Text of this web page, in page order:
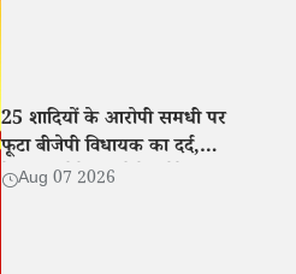
25 शादियों के आरोपी समधी पर
फूटा बीजेपी विधायक का दर्द,
बेटी संग रोते हुए बोले- 'मेरे साथ
Aug 07 2026